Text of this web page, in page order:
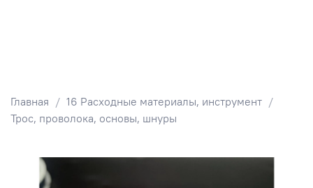
Главная
16 Расходные материалы, инструмент
Трос, проволока, основы, шнуры